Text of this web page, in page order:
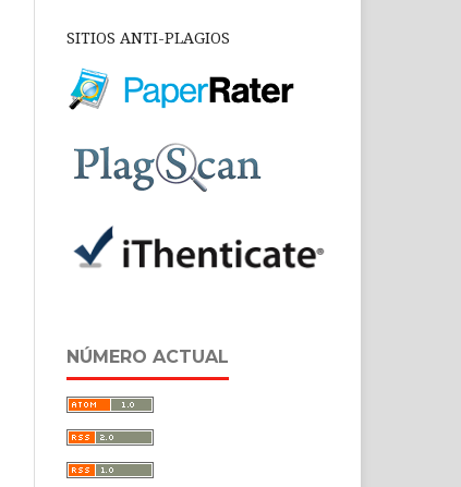
SITIOS ANTI-PLAGIOS
NÚMERO ACTUAL